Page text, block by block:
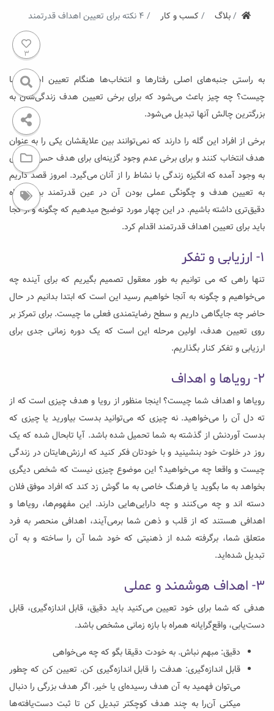
ستروکیت
بلاگ کسب و کار ۴ نکته برای تعیین اهداف قدرتمند
3
به راستی جنبه‌های اصلی رفتار‌ها و انتخاب‌ها هنگام تعیین اهداف ما
چیست؟ چه چیز باعث می‌شود که برای برخی تعیین هدف زندگی‌شان به
بزرگترین چالش آنها تبدیل می‌شود.
برخی از افراد این گله را دارند که نمی‌توانند بین علایقشان یکی را به عنوان
هدف انتخاب کنند و برای برخی عدم وجود گزینه‌ای برای هدف حس ناامیدی
به وجود آمده که انگیزه زندگی با نشاط را از آنان می‌گیرد. امروز قصد داریم
به تعیین هدف و چگونگی عملی بودن آن در عین قدرتمند بودن نگاه
دقیق‌تری داشته باشیم. در این چهار مورد توضیح میدهیم که چگونه و از کجا
باید برای تعیین اهداف قدرتمند اقدام کرد.
۱- ارزیابی و تفکر
تنها راهی که می توانیم به طور معقول تصمیم بگیریم که برای آینده چه
می‌خواهیم و چگونه به آنجا خواهیم رسید این است که ابتدا بدانیم در حال
حاضر چه جایگاهی داریم و سطح رضایتمندی فعلی‌ ما چیست. برای تمرکز بر
روی تعیین هدف، اولین مرحله این است که یک دوره زمانی جدی برای
ارزیابی و تفکر کنار بگذاریم.
۲- رویا‌ها و اهداف
رویا‌ها و اهداف شما چیست؟ اینجا منظور از رویا و هدف چیزی است که از
ته دل آن را می‌خواهید. نه چیزی که می‌توانید بدست بیاورید یا چیزی که
بدست‌‌ آوردنش از گذشته به شما تحمیل شده باشد. آیا تابحال شده که یک
روز در خلوت خود بنشینید و با خودتان فکر کنید که ارزش‌هایتان در زندگی
چیست و واقعا چه می‌خواهید؟ این موضوع چیزی نیست که شخص دیگری
بخواهد به ما بگوید یا فرهنگ خاصی به ما گوش زد کند که افراد موفق فلان
دسته اند و چه می‌کنند و چه دارایی‌هایی دارند. این‌ مفهوم‌ها، رویا‌ها و
اهدافی هستند که از قلب و ذهن شما برمی‌آیند، اهدافی منحصر به فرد
متعلق شما، برگرفته شده از ذهنیتی که خود شما آن را ساخته و به آن
تبدیل شده‌اید.
3- اهداف هوشمند و عملی
هدفی که شما برای خود تعیین می‌کنید باید دقیق، قابل اندازه‌گیری، قابل
دست‌یابی، واقع‌‌گرایانه همراه با بازه زمانی مشخص باشد.
دقیق:‌ مبهم نباش. به خودت دقیقا بگو که چه می‌خواهی
قابل اندازه‌گیری: هدفت را قابل اندازه‌گیری کن. تعیین کن که چطور
می‌توان فهمید به آن هدف رسیده‌ای یا خیر. اگر هدف بزرگی را دنبال
میکنی آن‌را به چند هدف کوچکتر تبدیل کن تا ثبت دست‌یافته‌ها